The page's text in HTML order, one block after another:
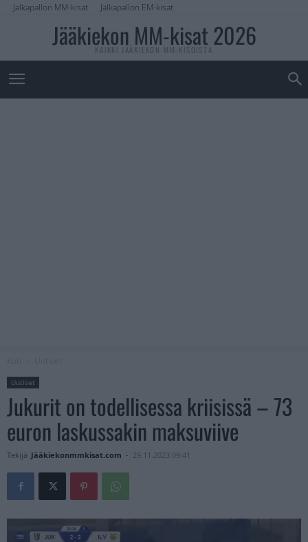
Jalkapallon MM-kisat Jalkapallon EM-kisat
Jääkiekon MM-kisat 2026
KAIKKI JÄÄKIEKON MM-KISOISTA
Uutiset
Jukurit on todellisessa kriisissä – 73
euron laskussakin maksuviive
Tekijä Jääkiekonmmkisat.com - 29.11.2023 09:41